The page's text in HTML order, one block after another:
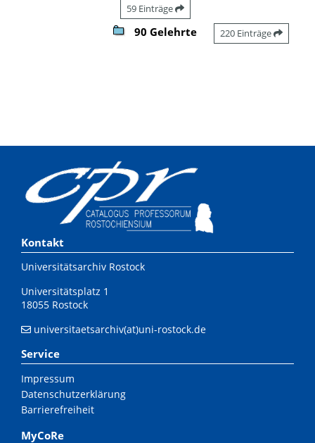
59 Einträge
90 Gelehrte 220 Einträge
Kontakt
Universitätsarchiv Rostock
Universitätsplatz 1
18055 Rostock
universitaetsarchiv(at)uni-rostock.de
Service
Impressum
Datenschutzerklärung
Barrierefreiheit
MyCoRe